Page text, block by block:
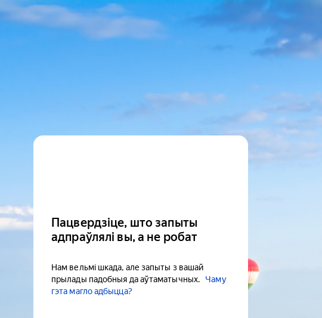
Пацвердзіце, што запыты
адпраўлялі вы, а не робат
Нам вельмі шкада, але запыты з вашай
прылады падобныя да аўтаматычных.
Чаму
гэта магло адбыцца?